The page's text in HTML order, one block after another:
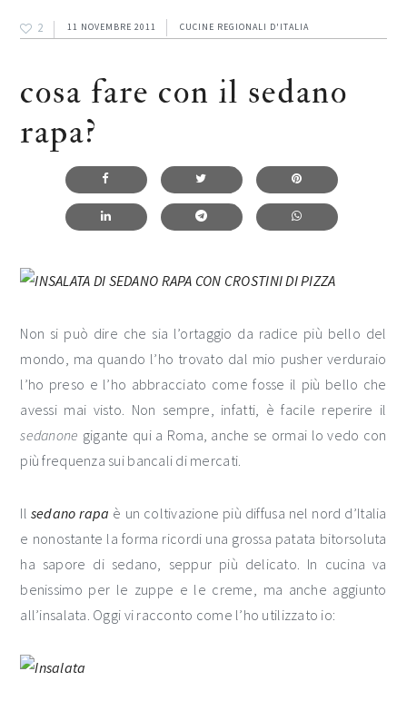
2 11 NOVEMBRE 2011 CUCINE REGIONALI D'ITALIA
cosa fare con il sedano
rapa?
Non si può dire che sia l’ortaggio da radice più bello del
mondo, ma quando l’ho trovato dal mio pusher verduraio
l’ho preso e l’ho abbracciato come fosse il più bello che
avessi mai visto. Non sempre, infatti, è facile reperire il
sedanone gigante qui a Roma, anche se ormai lo vedo con
più frequenza sui bancali di mercati.
Il sedano rapa è un coltivazione più diffusa nel nord d’Italia
e nonostante la forma ricordi una grossa patata bitorsoluta
ha sapore di sedano, seppur più delicato. In cucina va
benissimo per le zuppe e le creme, ma anche aggiunto
all’insalata. Oggi vi racconto come l’ho utilizzato io: